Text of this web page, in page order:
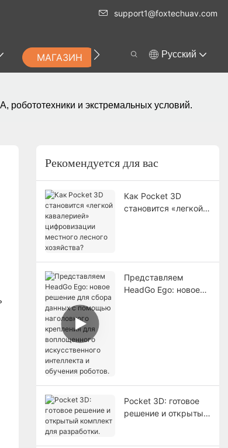
support1@foxtechuav.com
МАГАЗИН Pусский
робототехники и экстремальных условий.
Рекомендуется для вас
Как Pocket 3D
становится «легкой
Представляем
HeadGo Ego: новое
обучения роботов.
Pocket 3D: готовое
решение и открытый